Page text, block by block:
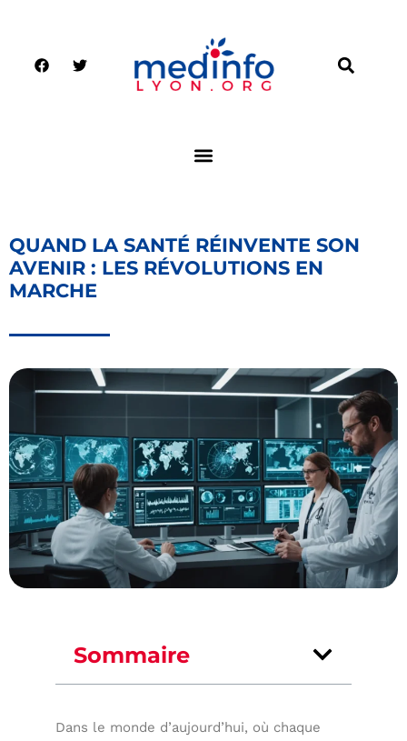
QUAND LA SANTÉ RÉINVENTE SON
AVENIR : LES RÉVOLUTIONS EN
MARCHE
Sommaire
Dans le monde d’aujourd’hui, où chaque